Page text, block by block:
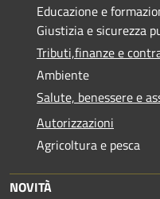
Educazione e
Giustizia e sicurezza
Tributi,finanze e
Ambiente
Salute, benessere e
Autorizzazioni
Agricoltura e pesca
NOVITÀ